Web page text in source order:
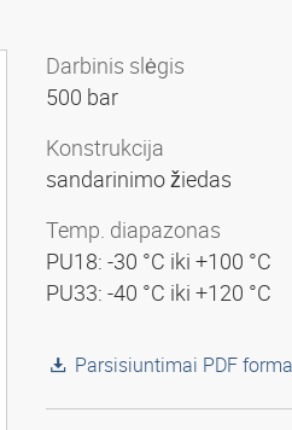
Darbinis slėgis
500 bar
Konstrukcija
sandarinimo žiedas
Temp. diapazonas
PU18: -30 °C iki +100 °C
PU33: -40 °C iki +120 °C
Parsisiuntimai PDF